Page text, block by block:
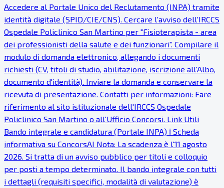
Accedere al Portale Unico del Reclutamento (INPA) tramite
identità digitale (SPID/CIE/CNS). Cercare l'avviso dell'IRCCS
Ospedale Policlinico San Martino per "Fisioterapista - area
dei professionisti della salute e dei funzionari". Compilare il
modulo di domanda elettronico, allegando i documenti
richiesti (CV, titoli di studio, abilitazione, iscrizione all'Albo,
documento d'identità). Inviare la domanda e conservare la
ricevuta di presentazione. Contatti per informazioni: Fare
riferimento al sito istituzionale dell'IRCCS Ospedale
Policlinico San Martino o all'Ufficio Concorsi. Link Utili
Bando integrale e candidatura (Portale INPA) ℹ Scheda
informativa su ConcorsAI Nota: La scadenza è l'11 agosto
2026. Si tratta di un avviso pubblico per titoli e colloquio
per posti a tempo determinato. Il bando integrale con tutti
i dettagli (requisiti specifici, modalità di valutazione) è